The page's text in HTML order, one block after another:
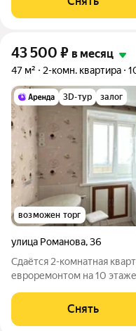
кирпичный, окна выходят во
43 500 ₽ в месяц
47 м² 2-комн. квартира
3D-тур залог
возможен торг
улица Романова,36
Сдаётся 2-комнатная
евроремонтом на 10
Холодильник Из мебели:
Дом - кирпичный, окна
Снять